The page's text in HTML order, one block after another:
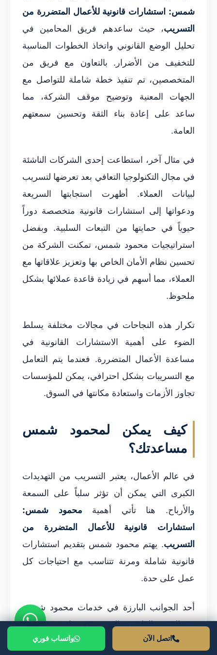
شمس: استشارات قانونية للأعمال المتضررة من
التسريب، حيث ساعدهم فريق المحامين في
تحليل الوضع القانوني واتخاذ الخطوات المناسبة
للتخفيف من الأضرار. بالتعاون مع فريق من
المتخصصين، تم تنفيذ خطة شاملة للتواصل مع
الجهات المعنية وتوضيح موقف الشركة، مما
ساعد على إعادة بناء الثقة وتحسين سمعتهم
العامة.
في مثال آخر، استطاعت إحدى الشركات الناشئة
في مجال التكنولوجيا التعافي بعد تعرضها لتسريب
لبيانات العملاء. أظهرت استجابتها السريعة
ودعواتها إلى استشارات قانونية متخصصة دوراً
حيوياً في حمايتها من التبعات السلبية. وبفضل
استراتيجيات محمود شمس، تمكنت الشركة من
تحسين نظام الأمان الخاص بها وتعزيز علاقاتها مع
العملاء، مما أسهم في زيادة قاعدة عملائها بشكل
ملحوظ.
تكرار هذه النجاحات في مجالات مختلفة يسلط
الضوء على أهمية الاستشارات القانونية في
مساعدة الأعمال المتضررة. فعندما يتم التعامل
مع التسريبات بشكل احترافي، يمكن للمؤسسات
تجاوز الأزمات واستعادة مكانتها في السوق.
كيف يمكن لمحمود شمس
مساعدتك؟
في عالم الأعمال، يعتبر التسريب من التهديدات
الكبرى التي يمكن أن تؤثر سلباً على السمعة
والأرباح. هنا تأتي أهمية محمود شمس:
استشارات قانونية للأعمال المتضررة من
التسريب. يهتم محمود شمس بتقديم استشارات
قانونية شاملة ومرنة تتناسب مع احتياجات كل
عمل على حدة.
أحد الجوانب البارزة في خدمات محمود شمس
هو الخبرة الواسعة التي يتمتع بها في معالجة
قضايا التسريب. من خلال تقديم تقييم دقيق لحالة
اتصل الآن واتساب فوري